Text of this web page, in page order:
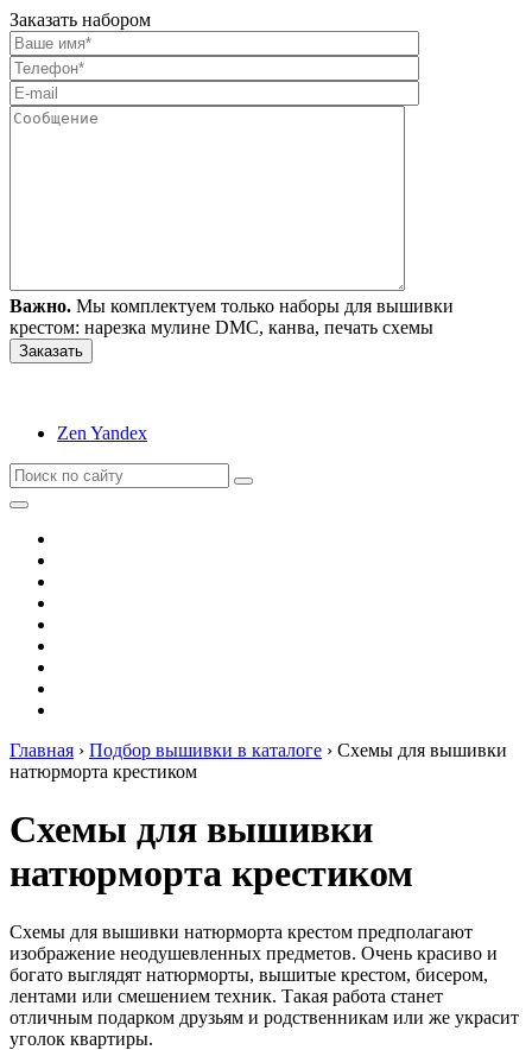
Заказать набором
Важно. Мы комплектуем только наборы для вышивки
крестом: нарезка мулине DMC, канва, печать схемы
Zen Yandex
Главная › Подбор вышивки в каталоге › Схемы для вышивки
натюрморта крестиком
Схемы для вышивки
натюрморта крестиком
Схемы для вышивки натюрморта крестом предполагают
изображение неодушевленных предметов. Очень красиво и
богато выглядят натюрморты, вышитые крестом, бисером,
лентами или смешением техник. Такая работа станет
отличным подарком друзьям и родственникам или же украсит
уголок квартиры.